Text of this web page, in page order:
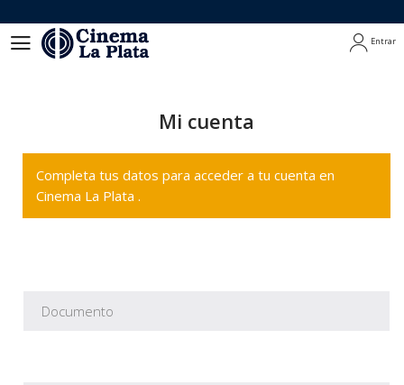
Entrar
Mi cuenta
Completa tus datos para acceder a tu cuenta en
Cinema La Plata .